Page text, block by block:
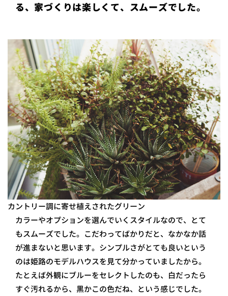
る、家づくりは楽しくて、スムーズでした。
カントリー調に寄せ植えされたグリーン
カラーやオプションを選んでいくスタイルなので、とて
もスムーズでした。こだわってばかりだと、なかなか話
が進まないと思います。シンプルさがとても良いという
のは姫路のモデルハウスを見て分かっていましたから。
たとえば外観にブルーをセレクトしたのも、白だったら
すぐ汚れるから、黒かこの色だね、という感じでした。